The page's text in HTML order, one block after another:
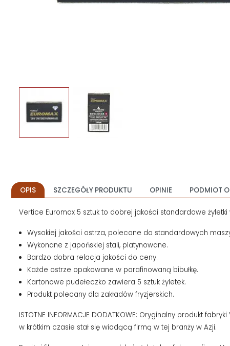
OPIS SZCZEGÓŁY PRODUKTU OPINIE PODMIOT
Vertice Euromax 5 sztuk to dobrej jakości standardowe
Wysokiej jakości ostrza, polecane do standardowych
Wykonane z japońskiej stali, platynowane.
Bardzo dobra relacja jakości do ceny.
Każde ostrze opakowane w parafinowaną bibułkę.
Kartonowe pudełeczko zawiera 5 sztuk żyletek.
Produkt polecany dla zakładów fryzjerskich.
ISTOTNE INFORMACJE DODATKOWE: Oryginalny produkt
w krótkim czasie stał się wiodącą firmą w tej branży w Azji.